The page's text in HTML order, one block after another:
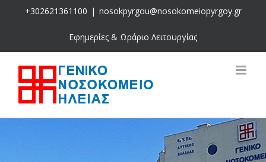
+302621361100 | nosokpyrgou@nosokomeiopyrgoy.gr
Εφημερίες & Ωράριο Λειτουργίας